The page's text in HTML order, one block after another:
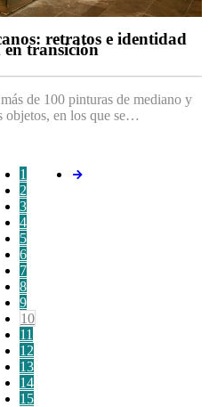
retratos e identidad
en transición
de 100 pinturas de mediano y
objetos, en los que se…
1
2
3
4
5
6
7
8
9
10
11
12
13
14
15